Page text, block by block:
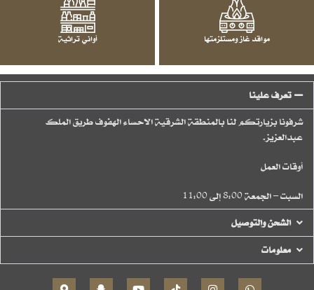
مواقد غاز ومستلزمتها أواني تراثية
تعرف علينا
شرفونا بزيارتكم لنا بالمنطقة الشرقية الاحساء الهفوف طريق الملك
عبدالعزيز.
أوقات العمل
السبت – الجمعة 8:00 إلى 11:00
الشحن والتوصيل
معلومات